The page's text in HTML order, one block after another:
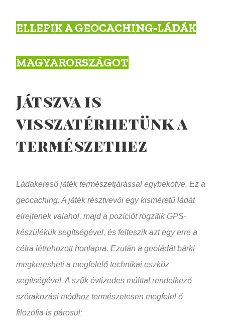
ELLEPIK A GEOCACHING-LÁDÁK
MAGYARORSZÁGOT
Játszva is
visszatérhetünk a
természethez
Ládakereső játék természetjárással egybekötve. Ez a
geocaching. A játék résztvevői egy kisméretű ládát
elrejtenek valahol, majd a pozíciót rögzítik GPS-
készülékük segítségével, és felteszik azt egy erre a
célra létrehozott honlapra. Ezután a geoládát bárki
megkeresheti a megfelelő technikai eszköz
segítségével. A szűk évtizedes múlttal rendelkező
szórakozási módhoz természetesen megfelel ő
filozófia is párosul: